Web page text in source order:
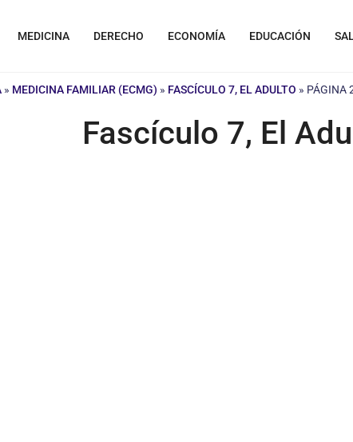
MEDICINA DERECHO ECONOMÍA EDUCACIÓN
» MEDICINA FAMILIAR (ECMG) » FASCÍCULO 7, EL ADULTO » PÁGINA
Fascículo 7, El